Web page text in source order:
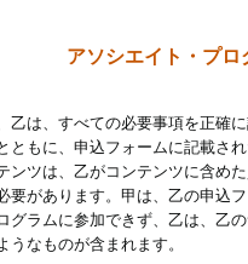
アソシエイト・プ
乙は、すべての必要事項を正確
ともに、申込フォームに記載さ
ンツは、乙がコンテンツに含め
要があります。甲は、乙の申込
グラムに参加できず、乙は、乙
なものが含まれます。